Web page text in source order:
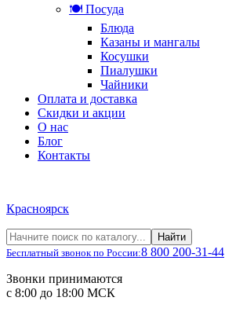
🍽️ Посуда
Блюда
Казаны и мангалы
Косушки
Пиалушки
Чайники
Оплата и доставка
Скидки и акции
О нас
Блог
Контакты
Красноярск
Найти
Бесплатный звонок по России:8 800 200-31-44
Звонки принимаются
с 8:00 до 18:00 МСК